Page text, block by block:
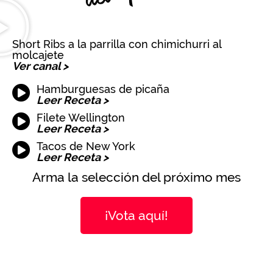
Short Ribs a la parrilla con chimichurri al
molcajete
Ver canal >
Hamburguesas de picaña
Leer Receta >
Filete Wellington
Leer Receta >
Tacos de New York
Leer Receta >
Arma la selección del próximo mes
¡Vota aquí!